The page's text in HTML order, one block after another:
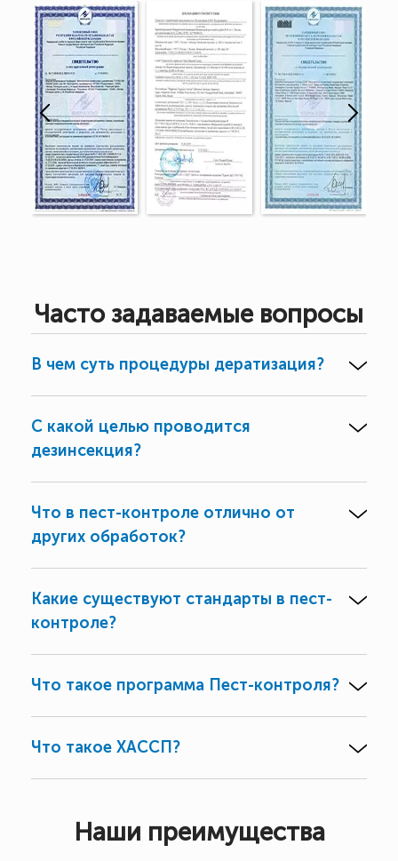
Часто задаваемые вопросы
В чем суть процедуры дератизация?
С какой целью проводится
дезинсекция?
Что в пест-контроле отлично от
других обработок?
Какие существуют стандарты в пест-
контроле?
Что такое программа Пест-контроля?
Что такое ХАССП?
Наши преимущества